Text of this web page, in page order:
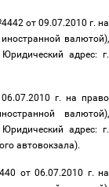
от 09.07.2010 г. на
валютой),
адрес: г.
г. на право
валютой),
адрес: г.
автовокзала).
от 06.07.2010 г. на